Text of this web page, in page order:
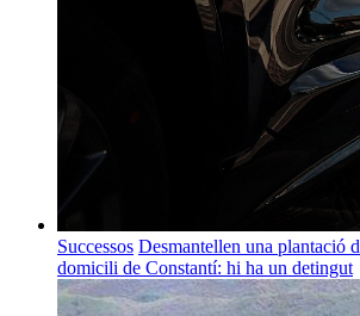
Successos Desmantellen una plantació
domicili de Constantí: hi ha un detingut